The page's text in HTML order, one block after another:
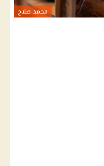
محمد صلاح